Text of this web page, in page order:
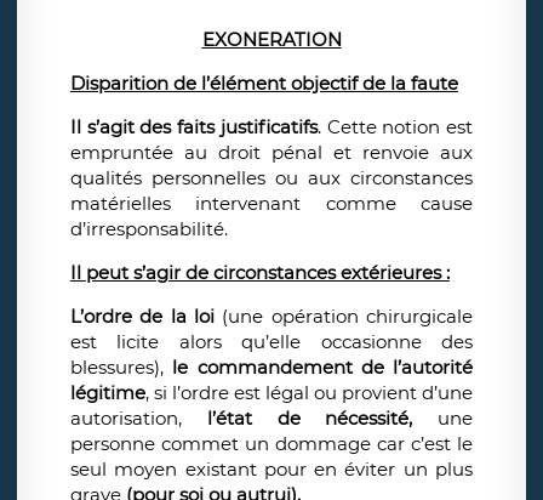
EXONERATION
Disparition de l’élément objectif de la faute
Il s’agit des faits justificatifs. Cette notion est
empruntée au droit pénal et renvoie aux
qualités personnelles ou aux circonstances
matérielles intervenant comme cause
d’irresponsabilité.
Il peut s’agir de circonstances extérieures :
L’ordre de la loi (une opération chirurgicale
est licite alors qu’elle occasionne des
blessures), le commandement de l’autorité
légitime, si l’ordre est légal ou provient d’une
autorisation, l’état de nécessité, une
personne commet un dommage car c’est le
seul moyen existant pour en éviter un plus
grave (pour soi ou autrui).